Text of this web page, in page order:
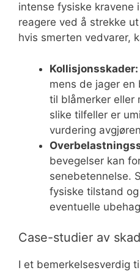
intense fysiske kravene
reagere ved å strekke
hvis smerten vedvarer,
Kollisjonsskader:
mens de jager en
til blåmerker eller
slike tilfeller er
vurdering
bevegelser kan
senebetennelse.
fysiske tilstand
eventuelle
Case-studier av
I et bemerkelsesverdig